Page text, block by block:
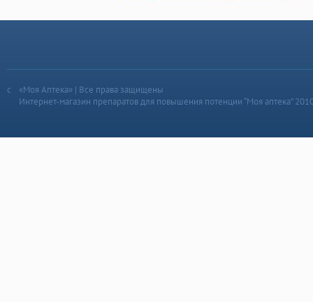
«Моя Аптека» | Все права защищены
Интернет-магазин препаратов для повышения потенции “Моя аптека”